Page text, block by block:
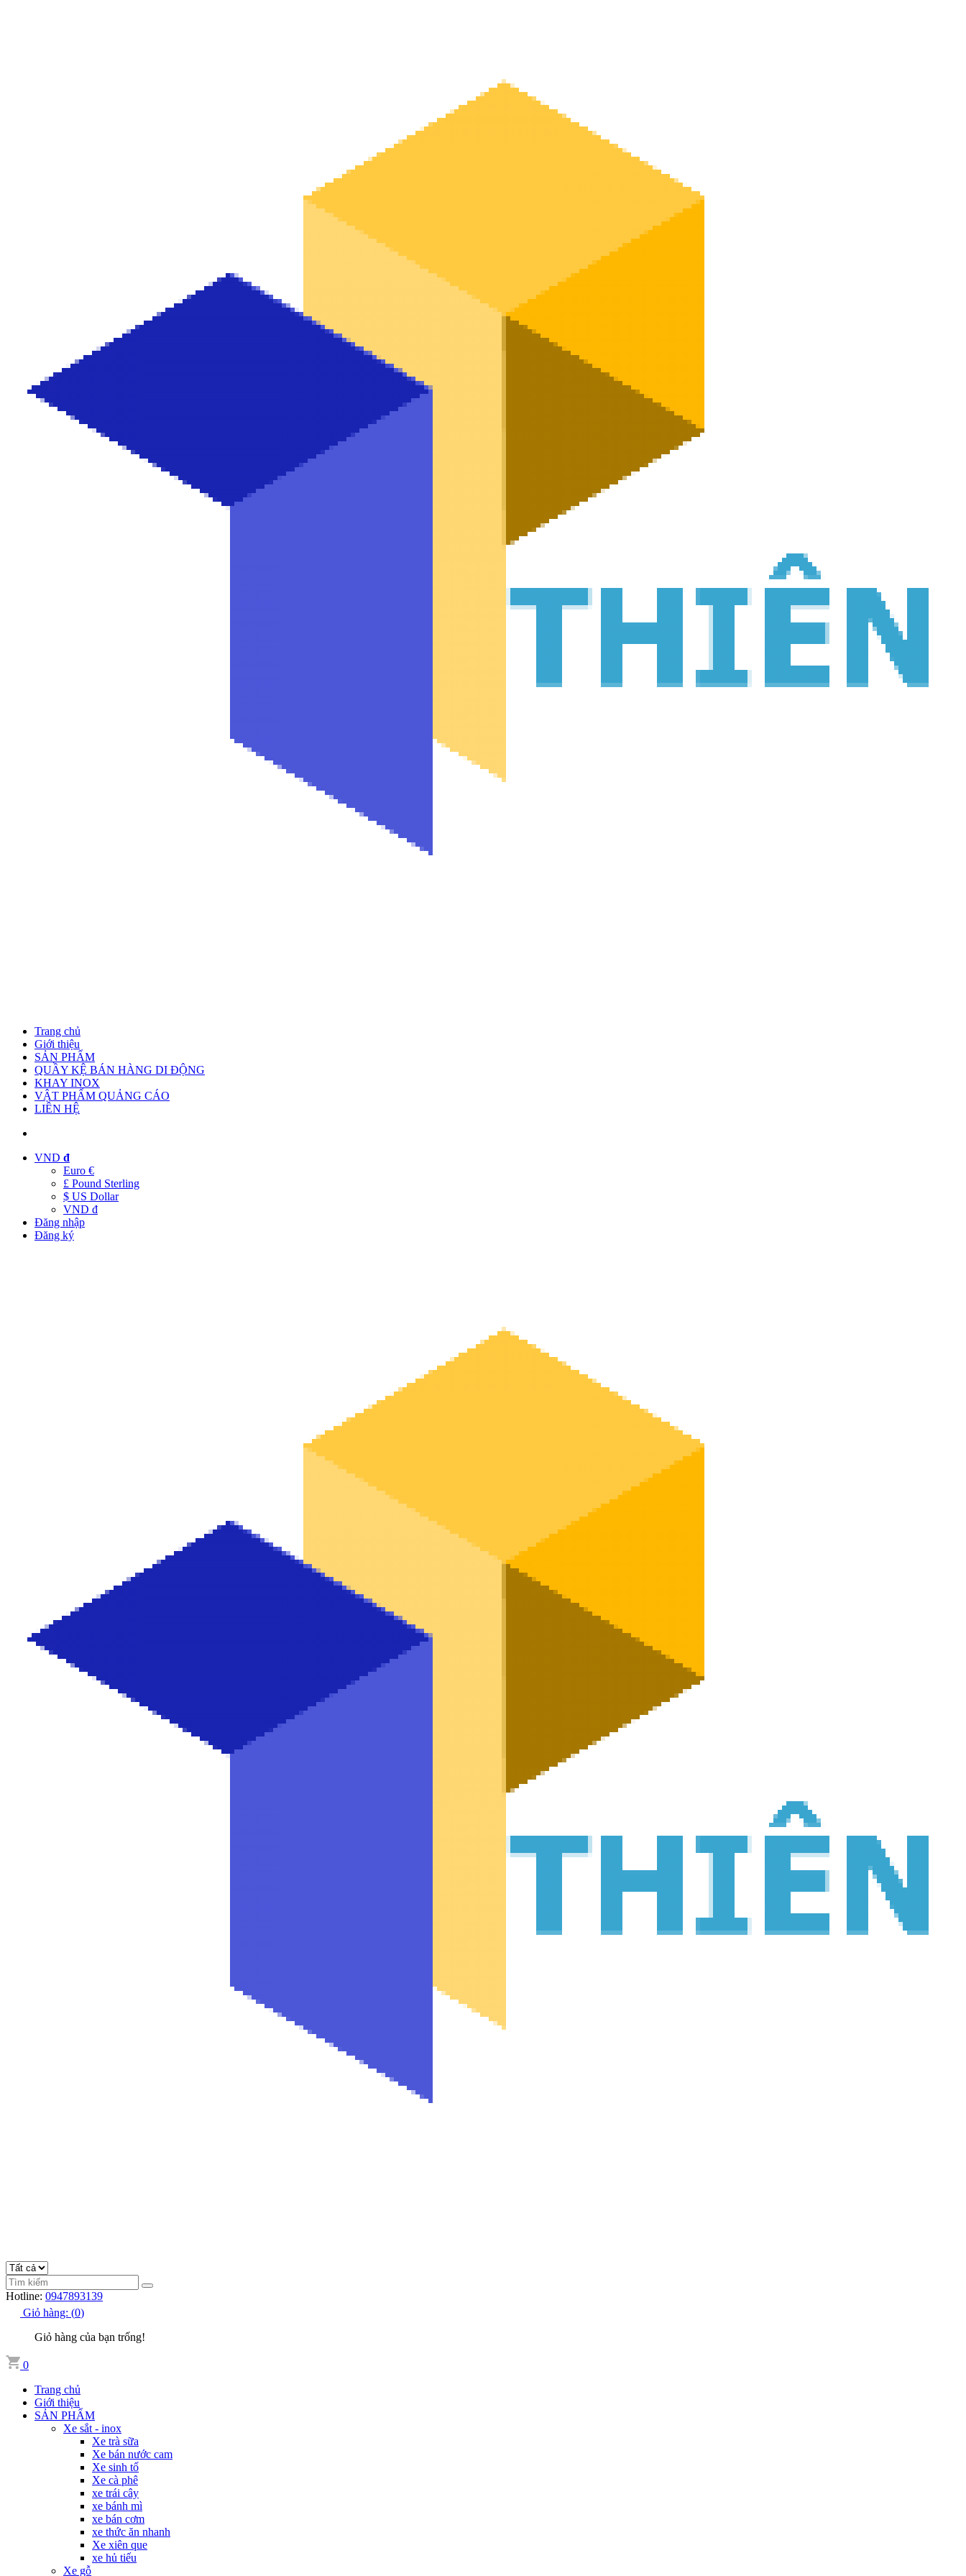
Trang chủ
Giới thiệu
SẢN PHẨM
QUẦY KỆ BÁN HÀNG DI ĐỘNG
KHAY INOX
VẬT PHẨM QUẢNG CÁO
LIÊN HỆ
VND đ
Euro €
£ Pound Sterling
$ US Dollar
VND đ
Đăng nhập
Đăng ký
Hotline: 0947893139
Giỏ hàng: (0)
Giỏ hàng của bạn trống!
0
Trang chủ
Giới thiệu
SẢN PHẨM
Xe sắt - inox
Xe trà sữa
Xe bán nước cam
Xe sinh tố
Xe cà phê
xe trái cây
xe bánh mì
xe bán cơm
xe thức ăn nhanh
Xe xiên que
xe hủ tiếu
Xe gỗ